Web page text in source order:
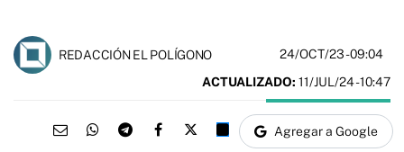
REDACCIÓN EL POLÍGONO 24/OCT/23- 09:04
ACTUALIZADO: 11/JUL/24 - 10:47
Agregar a Google